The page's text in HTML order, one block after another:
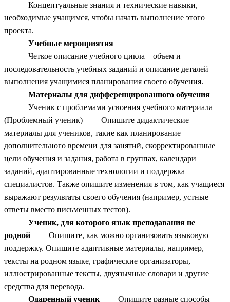
Концептуальные знания и технические навыки,
необходимые учащимся, чтобы начать выполнение этого
проекта.
Учебные мероприятия
Четкое описание учебного цикла – объем и
последовательность учебных заданий и описание деталей
выполнения учащимися планирования своего обучения.
Материалы для дифференцированного обучения
Ученик с проблемами усвоения учебного материала
(Проблемный ученик) Опишите дидактические
материалы для учеников, такие как планирование
дополнительного времени для занятий, скорректированные
цели обучения и задания, работа в группах, календари
заданий, адаптированные технологии и поддержка
специалистов. Также опишите изменения в том, как учащиеся
выражают результаты своего обучения (например, устные
ответы вместо письменных тестов).
Ученик, для которого язык преподавания не
родной Опишите, как можно организовать языковую
поддержку. Опишите адаптивные материалы, например,
тексты на родном языке, графические организаторы,
иллюстрированные тексты, двуязычные словари и другие
средства для перевода.
Одаренный ученик Опишите разные способы